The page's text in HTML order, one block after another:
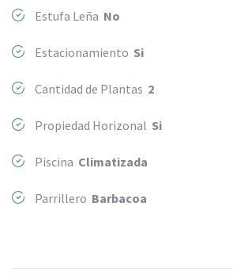
Estufa Leña No
Estacionamiento Si
Cantidad de Plantas 2
Propiedad Horizonal Si
Piscina Climatizada
Parrillero Barbacoa